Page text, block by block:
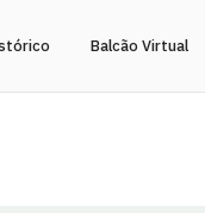
Balcão Virtual